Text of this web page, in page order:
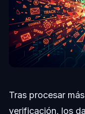
Tras procesar
verificación, los